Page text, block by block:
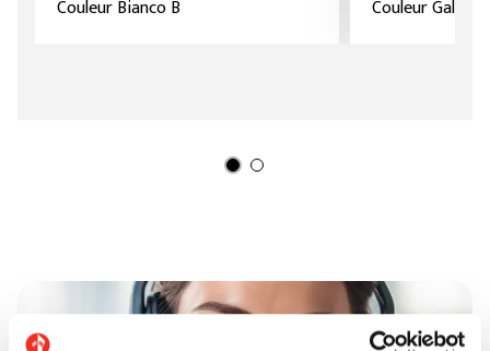
Couleur Bianco B Couleur Gallipoli